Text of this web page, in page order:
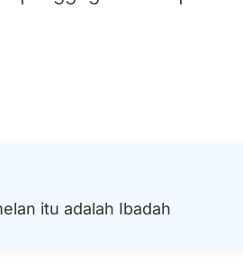
itu adalah Ibadah